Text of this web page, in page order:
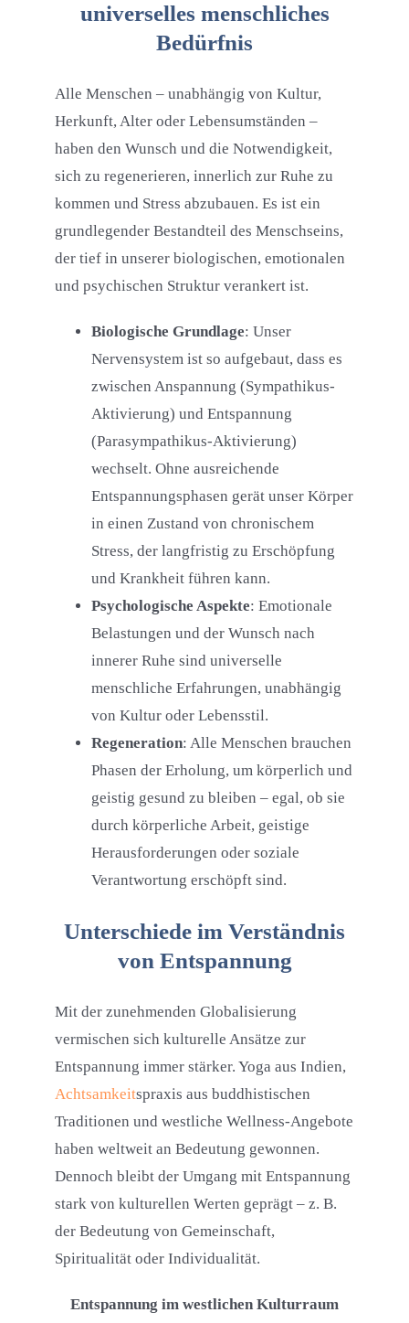
universelles menschliches
Bedürfnis
Alle Menschen – unabhängig von Kultur,
Herkunft, Alter oder Lebensumständen –
haben den Wunsch und die Notwendigkeit,
sich zu regenerieren, innerlich zur Ruhe zu
kommen und Stress abzubauen. Es ist ein
grundlegender Bestandteil des Menschseins,
der tief in unserer biologischen, emotionalen
und psychischen Struktur verankert ist.
Biologische Grundlage: Unser
Nervensystem ist so aufgebaut, dass es
zwischen Anspannung (Sympathikus-
Aktivierung) und Entspannung
(Parasympathikus-Aktivierung)
wechselt. Ohne ausreichende
Entspannungsphasen gerät unser Körper
in einen Zustand von chronischem
Stress, der langfristig zu Erschöpfung
und Krankheit führen kann.
Psychologische Aspekte: Emotionale
Belastungen und der Wunsch nach
innerer Ruhe sind universelle
menschliche Erfahrungen, unabhängig
von Kultur oder Lebensstil.
Regeneration: Alle Menschen brauchen
Phasen der Erholung, um körperlich und
geistig gesund zu bleiben – egal, ob sie
durch körperliche Arbeit, geistige
Herausforderungen oder soziale
Verantwortung erschöpft sind.
Unterschiede im Verständnis
von Entspannung
Mit der zunehmenden Globalisierung
vermischen sich kulturelle Ansätze zur
Entspannung immer stärker. Yoga aus Indien,
Achtsamkeitspraxis aus buddhistischen
Traditionen und westliche Wellness-Angebote
haben weltweit an Bedeutung gewonnen.
Dennoch bleibt der Umgang mit Entspannung
stark von kulturellen Werten geprägt – z. B.
der Bedeutung von Gemeinschaft,
Spiritualität oder Individualität.
Entspannung im westlichen Kulturraum